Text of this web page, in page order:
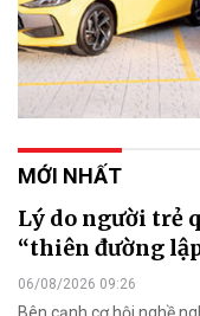
MỚI NHẤT
Lý do người trẻ
“thiên đường
06/08/2026 09:26